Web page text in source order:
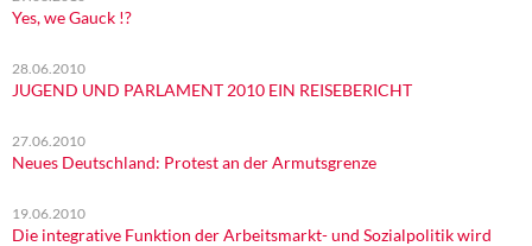
Yes, we Gauck !?
28.06.2010
JUGEND UND PARLAMENT 2010 EIN REISEBERICHT
27.06.2010
Neues Deutschland: Protest an der Armutsgrenze
19.06.2010
Die integrative Funktion der Arbeitsmarkt- und Sozialpolitik wird